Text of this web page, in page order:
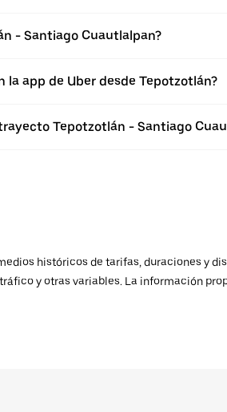
- Santiago Cuautlalpan?
app de Uber desde Tepotzotlán?
Tepotzotlán - Santiago
históricos de tarifas, duraciones y
y otras variables. La información